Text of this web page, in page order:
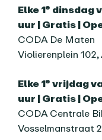
Elke 1e dinsdag
uur | Gratis |
CODA De Maten
Violierenplein
Elke 1e vrijdag
uur | Gratis |
CODA Centrale
Vosselmanstraat